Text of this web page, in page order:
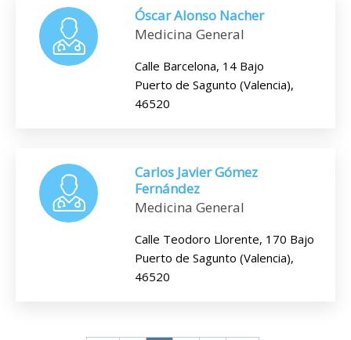
Óscar Alonso Nacher
Medicina General
Calle Barcelona, 14 Bajo
Puerto de Sagunto (Valencia),
46520
Carlos Javier Gómez
Fernández
Medicina General
Calle Teodoro Llorente, 170 Bajo
Puerto de Sagunto (Valencia),
46520